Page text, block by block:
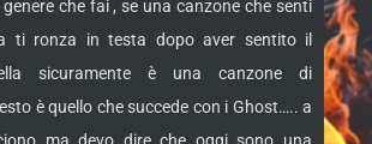
che fai , se una canzone che senti
ti ronza in testa dopo aver sentito il
sicuramente è una canzone di
è quello che succede con i Ghost….. a